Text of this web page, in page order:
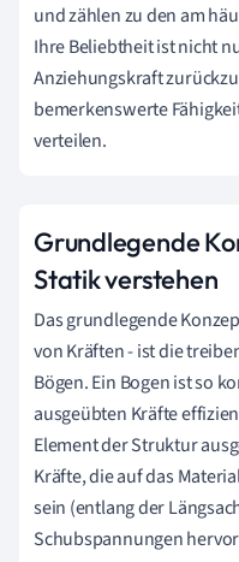
und zählen zu den am
Ihre Beliebtheit ist nicht
Anziehungskraft
bemerkenswerte
verteilen.
Grundlegende
Statik verstehen
Das grundlegende
von Kräften - ist die
Bögen. Ein Bogen ist so
ausgeübten Kräfte
Element der Struktur
Kräfte, die auf das
sein (entlang der
Schubspannungen